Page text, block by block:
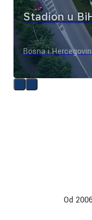
Stadion u
Bosna i
Od